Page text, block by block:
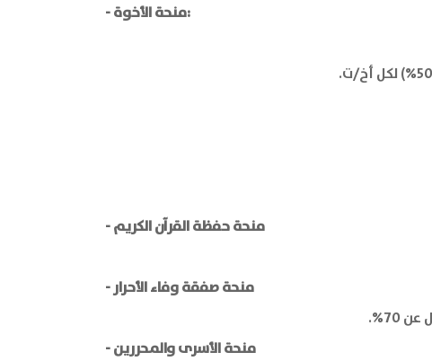
- منحة الأخوة:
- منحة حفظة القرآن الكريم
- منحة صفقة وفاء الأحرار
- منحة الأسرى والمحررين